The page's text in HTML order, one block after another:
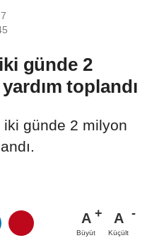
günde 2
toplandı
iki günde 2 milyon
A
Büyüt
A
Küçült